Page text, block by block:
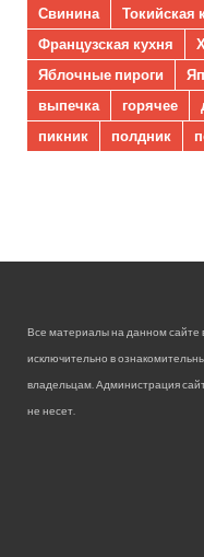
Свинина
Токийская
Французская кухня
Яблочные пироги
выпечка
горячее
пикник
полдник
Все материалы на данном сайте
исключительно в
владельцам. Администрация
не несет.